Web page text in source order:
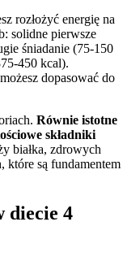
rozłożyć energię na
solidne pierwsze
śniadanie (75-150
450 kcal).
dopasować do
Równie istotne
składniki
białka, zdrowych
które są fundamentem
diecie 4